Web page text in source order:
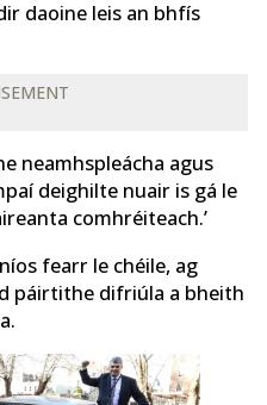
daoine leis an bhfís
neamhspleácha agus
deighilte nuair is gá le
comhréiteach.’
fearr le chéile, ag
páirtithe difriúla a bheith